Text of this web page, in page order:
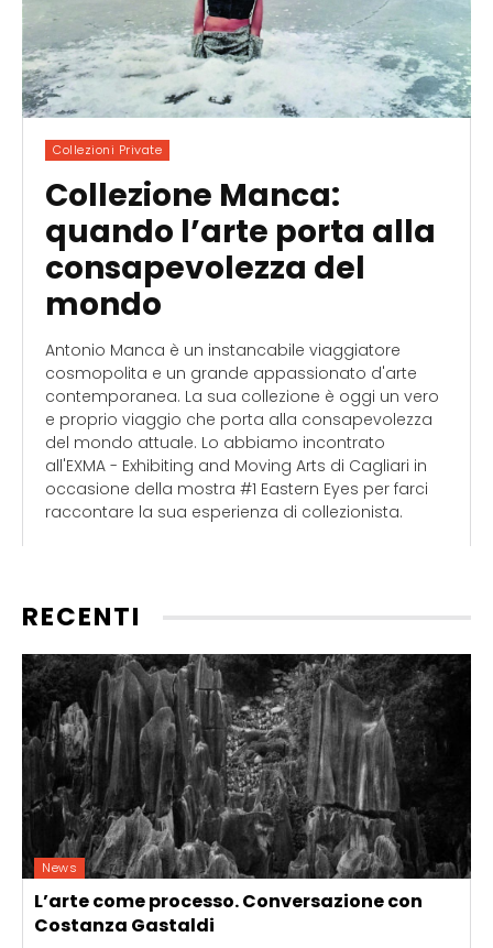
Collezioni Private
Collezione Manca:
quando l’arte porta alla
consapevolezza del
mondo
Antonio Manca è un instancabile viaggiatore
cosmopolita e un grande appassionato d'arte
contemporanea. La sua collezione è oggi un vero
e proprio viaggio che porta alla consapevolezza
del mondo attuale. Lo abbiamo incontrato
all'EXMA - Exhibiting and Moving Arts di ‪‎Cagliari‬ in
occasione della mostra #1 Eastern Eyes per farci
raccontare la sua esperienza di collezionista.
RECENTI
News
L’arte come processo. Conversazione con
Costanza Gastaldi